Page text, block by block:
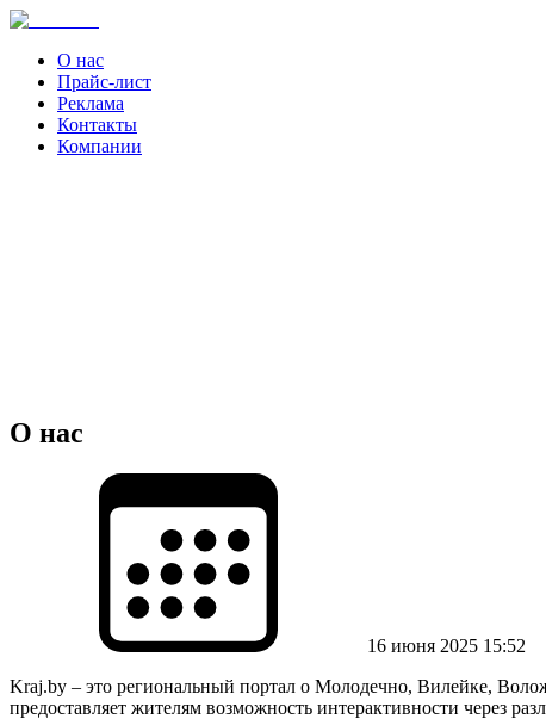
О нас
Прайс-лист
Реклама
Контакты
Компании
О нас
16 июня 2025 15:52
Kraj.by – это региональный портал о Молодечно, Вилейке,
предоставляет жителям возможность интерактивности через